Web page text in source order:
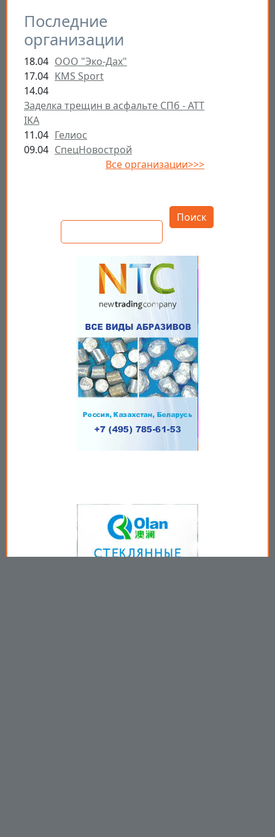
Последние
организации
18.04 ООО "Эко-Дах"
17.04 KMS Sport
14.04
Заделка трещин в асфальте СПб - ATT
IKA
11.04 Гелиос
09.04 СпецНовострой
Все организации>>>